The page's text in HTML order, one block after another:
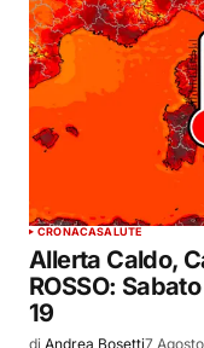
CRONACASALUTE
Allerta Caldo,
ROSSO:
19
di Andrea Bosetti7